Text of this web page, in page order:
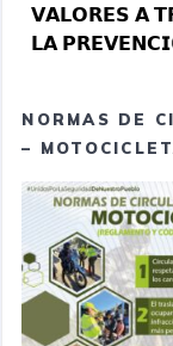
𝗩𝗔𝗟𝗢𝗥𝗘𝗦 𝗔
𝗟𝗔
NORMAS DE
–